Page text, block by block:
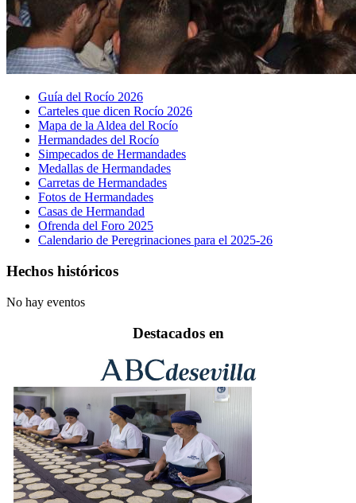
Guía del Rocío 2026
Carteles que dicen Rocío 2026
Mapa de la Aldea del Rocío
Hermandades del Rocío
Simpecados de Hermandades
Medallas de Hermandades
Carretas de Hermandades
Fotos de Hermandades
Casas de Hermandad
Ofrenda del Foro 2025
Calendario de Peregrinaciones para el 2025-26
Hechos históricos
No hay eventos
Destacados en